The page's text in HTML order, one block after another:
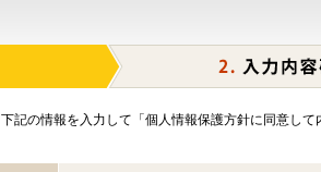
下記の情報を入力して「個人情報保護方針に同意して